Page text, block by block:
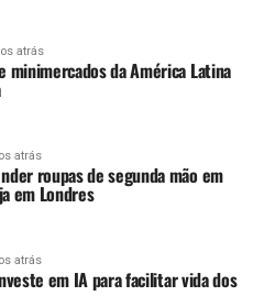
atrás
minimercados da América Latina
atrás
roupas de segunda mão em
em Londres
atrás
em IA para facilitar vida dos